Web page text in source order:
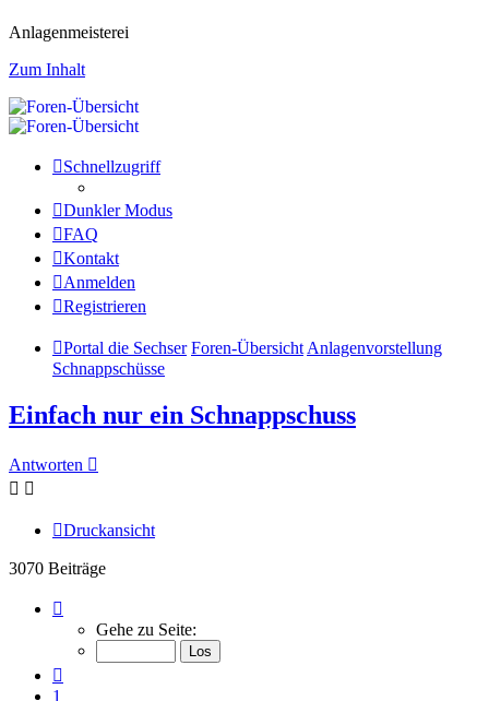
Anlagenmeisterei
Zum Inhalt
Schnellzugriff
Dunkler Modus
FAQ
Kontakt
Anmelden
Registrieren
Portal die Sechser Foren-Übersicht Anlagenvorstellung
Schnappschüsse
Einfach nur ein Schnappschuss
Antworten
Druckansicht
3070 Beiträge
154
von
Gehe zu Seite:
1